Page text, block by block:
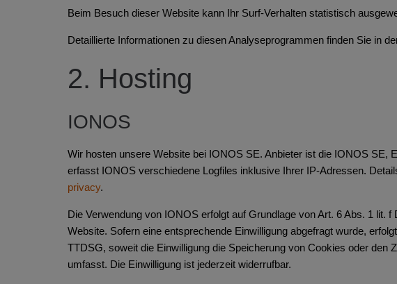
Beim Besuch dieser Website kann Ihr Surf-Verhalten statistisch
Detaillierte Informationen zu diesen Analyseprogrammen finden Sie in
2. Hosting
IONOS
Wir hosten unsere Website bei IONOS SE. Anbieter ist die IONOS SE,
erfasst IONOS verschiedene Logfiles inklusive Ihrer IP-Adressen.
privacy.
Die Verwendung von IONOS erfolgt auf Grundlage von Art. 6 Abs. 1
Website. Sofern eine entsprechende Einwilligung abgefragt wurde,
TTDSG, soweit die Einwilligung die Speicherung von Cookies oder
umfasst. Die Einwilligung ist jederzeit widerrufbar.